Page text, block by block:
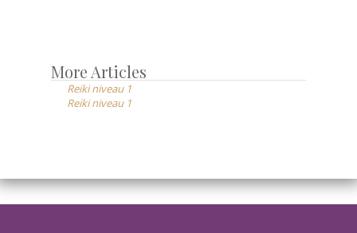
avec les positions
des mains pour soi
et les autres.
Echanges de
Post
navigation
More Articles
Reiki niveau 1
Reiki niveau 1